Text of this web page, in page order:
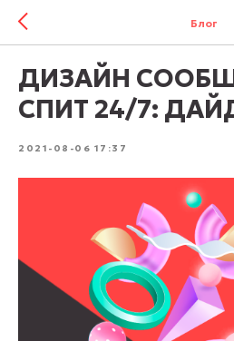
Блог
ДИЗАЙН
СПИТ 24/7:
2021-08-06 17:37